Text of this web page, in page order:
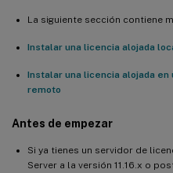
La siguiente sección contiene
Instalar una licencia alojada
Instalar una licencia alojada
remoto
Antes de empezar
Si ya tienes un servidor de
Server a la versión 11.16.x o